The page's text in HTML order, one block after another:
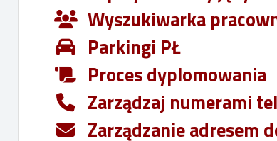
Wyszukiwarka
Parkingi PŁ
Proces dyplomowania
Zarządzaj numerami
Zarządzanie adresem